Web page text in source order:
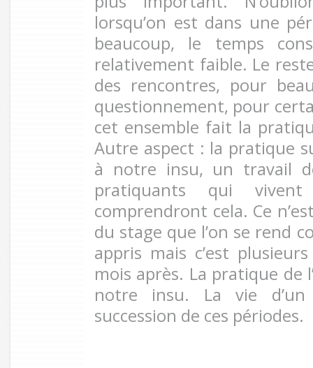
lorsqu’on est dans une
beaucoup, le temps
relativement faible. Le
des rencontres, pour
questionnement, pour
cet ensemble fait la
Autre aspect : la pratique
à notre insu, un travail
pratiquants qui
comprendront cela. Ce
du stage que l’on se rend
appris mais c’est
mois après. La pratique de
notre insu. La vie d’un
succession de ces périodes.